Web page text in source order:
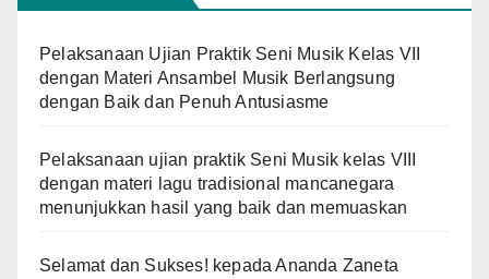
Pelaksanaan Ujian Praktik Seni Musik Kelas VII
dengan Materi Ansambel Musik Berlangsung
dengan Baik dan Penuh Antusiasme
Pelaksanaan ujian praktik Seni Musik kelas VIII
dengan materi lagu tradisional mancanegara
menunjukkan hasil yang baik dan memuaskan
Selamat dan Sukses! kepada Ananda Zaneta